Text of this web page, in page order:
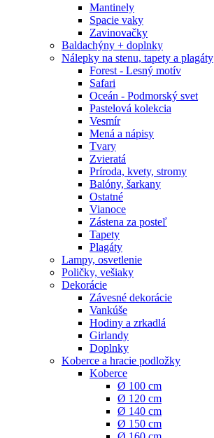
Mantinely
Spacie vaky
Zavinovačky
Baldachýny + doplnky
Nálepky na stenu, tapety a plagáty
Forest - Lesný motív
Safari
Oceán - Podmorský svet
Pastelová kolekcia
Vesmír
Mená a nápisy
Tvary
Zvieratá
Príroda, kvety, stromy
Balóny, šarkany
Ostatné
Vianoce
Zástena za posteľ
Tapety
Plagáty
Lampy, osvetlenie
Poličky, vešiaky
Dekorácie
Závesné dekorácie
Vankúše
Hodiny a zrkadlá
Girlandy
Doplnky
Koberce a hracie podložky
Koberce
Ø 100 cm
Ø 120 cm
Ø 140 cm
Ø 150 cm